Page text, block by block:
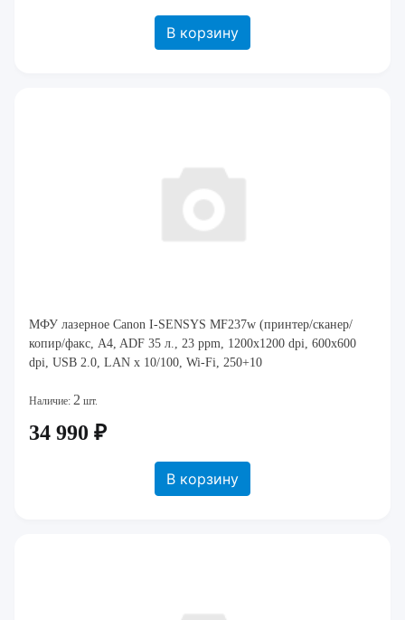
В корзину
МФУ лазерное Canon I-SENSYS MF237w (принтер/сканер/
копир/факс, A4, ADF 35 л., 23 ppm, 1200x1200 dpi, 600x600
dpi, USB 2.0, LAN x 10/100, Wi-Fi, 250+10
Наличие: 2 шт.
34 990 ₽
В корзину